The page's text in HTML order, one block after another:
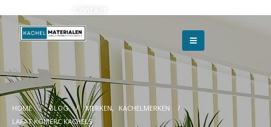
HOME BLOG MERKEN,
KACHELMERKEN
LAFAT KOMERC KACHELS